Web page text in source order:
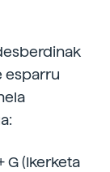
esparru
G (Ikerketa